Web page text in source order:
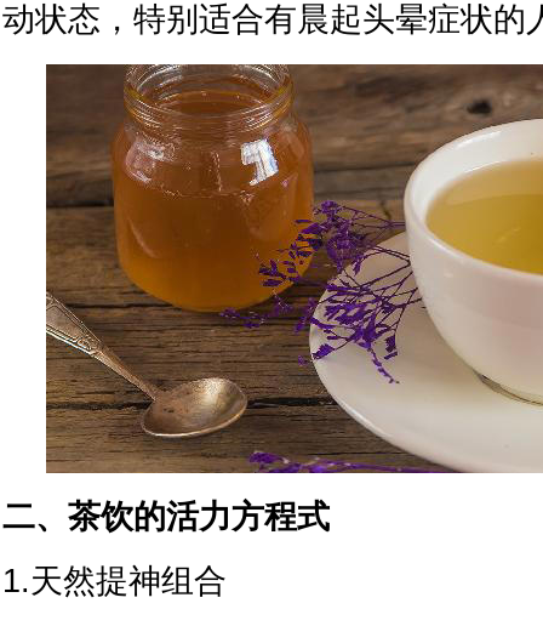
动状态，特别适合有晨起头晕症状的
二、茶饮的活力方程式
1.天然提神组合